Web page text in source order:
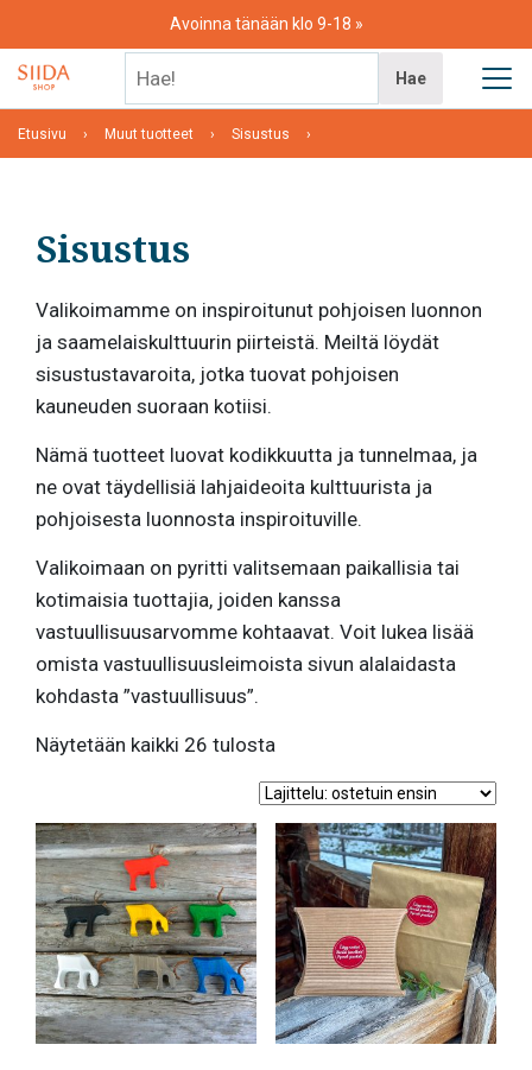
content
Avoinna tänään klo 9-18
Hae
Etusivu Muut tuotteet Sisustus
Sisustus
Valikoimamme on inspiroitunut pohjoisen luonnon
ja saamelaiskulttuurin piirteistä. Meiltä löydät
sisustustavaroita, jotka tuovat pohjoisen
kauneuden suoraan kotiisi.
Nämä tuotteet luovat kodikkuutta ja tunnelmaa, ja
ne ovat täydellisiä lahjaideoita kulttuurista ja
pohjoisesta luonnosta inspiroituville.
Valikoimaan on pyritti valitsemaan paikallisia tai
kotimaisia tuottajia, joiden kanssa
vastuullisuusarvomme kohtaavat. Voit lukea lisää
omista vastuullisuusleimoista sivun alalaidasta
kohdasta ”vastuullisuus”.
Näytetään kaikki 26 tulosta
ensin